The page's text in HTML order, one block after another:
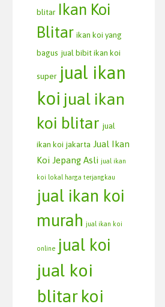
blitar Ikan Koi
Blitar ikan koi yang
bagus jual bibit ikan koi
super jual ikan
koi jual ikan
koi blitar jual
ikan koi jakarta Jual Ikan
Koi Jepang Asli jual ikan
koi lokal harga terjangkau
jual ikan koi
murah jual ikan koi
online jual koi
jual koi
blitar koi